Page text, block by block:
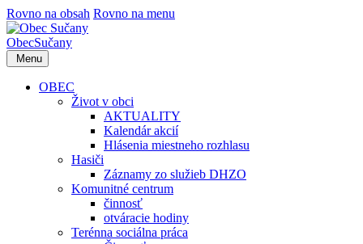
Rovno na obsah Rovno na menu
ObecSučany
Menu
OBEC
Život v obci
AKTUALITY
Kalendár akcií
Hlásenia miestneho rozhlasu
Hasiči
Záznamy zo služieb DHZO
Komunitné centrum
činnosť
otváracie hodiny
Terénna sociálna práca